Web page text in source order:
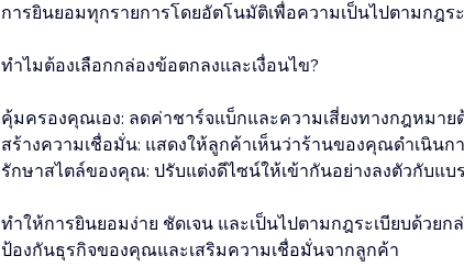
การยินยอมทุกรายการโดยอัตโนมัติเพื่อความเป็นไปตามกฎร
ทำไมต้องเลือกกล่องข้อตกลงและเงื่อนไข?
คุ้มครองคุณเอง: ลดค่าชาร์จแบ็กและความเสี่ยงทางกฎหมา
สร้างความเชื่อมั่น: แสดงให้ลูกค้าเห็นว่าร้านของคุณดำเนินก
รักษาสไตล์ของคุณ: ปรับแต่งดีไซน์ให้เข้ากันอย่างลงตัวกับแ
ทำให้การยินยอมง่าย ชัดเจน และเป็นไปตามกฎระเบียบด้วย
ป้องกันธุรกิจของคุณและเสริมความเชื่อมั่นจากลูกค้า